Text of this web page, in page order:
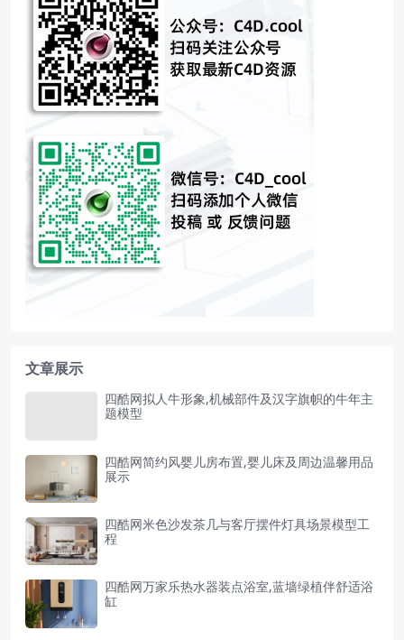
文章展示
四酷网拟人牛形象,机械部件及汉字旗帜的牛年主
题模型
四酷网简约风婴儿房布置,婴儿床及周边温馨用品
展示
四酷网米色沙发茶几与客厅摆件灯具场景模型工
程
四酷网万家乐热水器装点浴室,蓝墙绿植伴舒适浴
缸